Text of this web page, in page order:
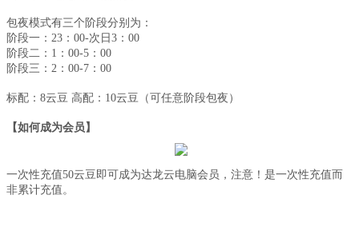
包夜模式有三个阶段分别为：
阶段一： 23：00-次日3：00
阶段二： 1：00-5：00
阶段三： 2：00-7：00
标配： 8云豆 高配：10云豆（可任意阶段包夜）
【如何成为会员】
一次性充值50云豆即可成为达龙云电脑会员，注意！是一次性充值而
非累计充值。